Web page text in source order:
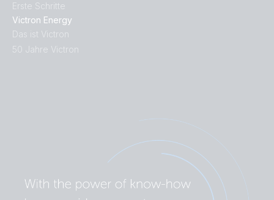
Erste Schritte
Victron Energy
Das ist Victron
50 Jahre Victron